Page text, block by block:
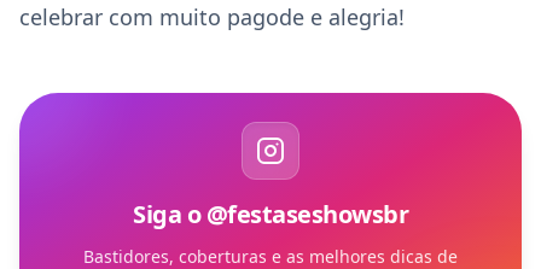
celebrar com muito pagode e alegria!
Siga o @festaseshowsbr
Bastidores, coberturas e as melhores dicas de